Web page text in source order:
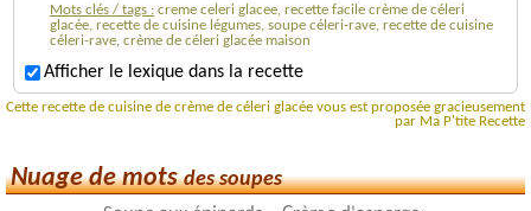
Mots clés / tags : creme celeri glacee, recette facile crème de céleri
glacée, recette de cuisine légumes, soupe céleri-rave, recette de cuisine
céleri-rave, crème de céleri glacée maison
Afficher le lexique dans la recette
Cette recette de cuisine de crème de céleri glacée vous est proposée gracieusement
par Ma P'tite Recette
Nuage de motsdes soupes